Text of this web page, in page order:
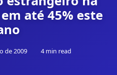
até 45% este
de 2009 4 min read